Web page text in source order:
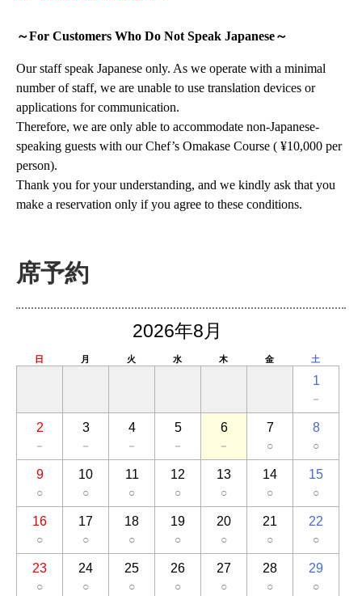
～For Customers Who Do Not Speak Japanese～
Our staff speak Japanese only. As we operate with a minimal
number of staff, we are unable to use translation devices or
applications for communication.
Therefore, we are only able to accommodate non-Japanese-
speaking guests with our Chef’s Omakase Course ( ¥10,000 per
person).
Thank you for your understanding, and we kindly ask that you
make a reservation only if you agree to these conditions.
席予約
2026年8月
日 月 火 水 木 金 土
1
－
2
－
3
－
4
－
5
－
6
－
7
○
8
○
9
○
10
○
11
○
12
○
13
○
14
○
15
○
16
○
17
○
18
○
19
○
20
○
21
○
22
○
23
○
24
○
25
○
26
○
27
○
28
○
29
○